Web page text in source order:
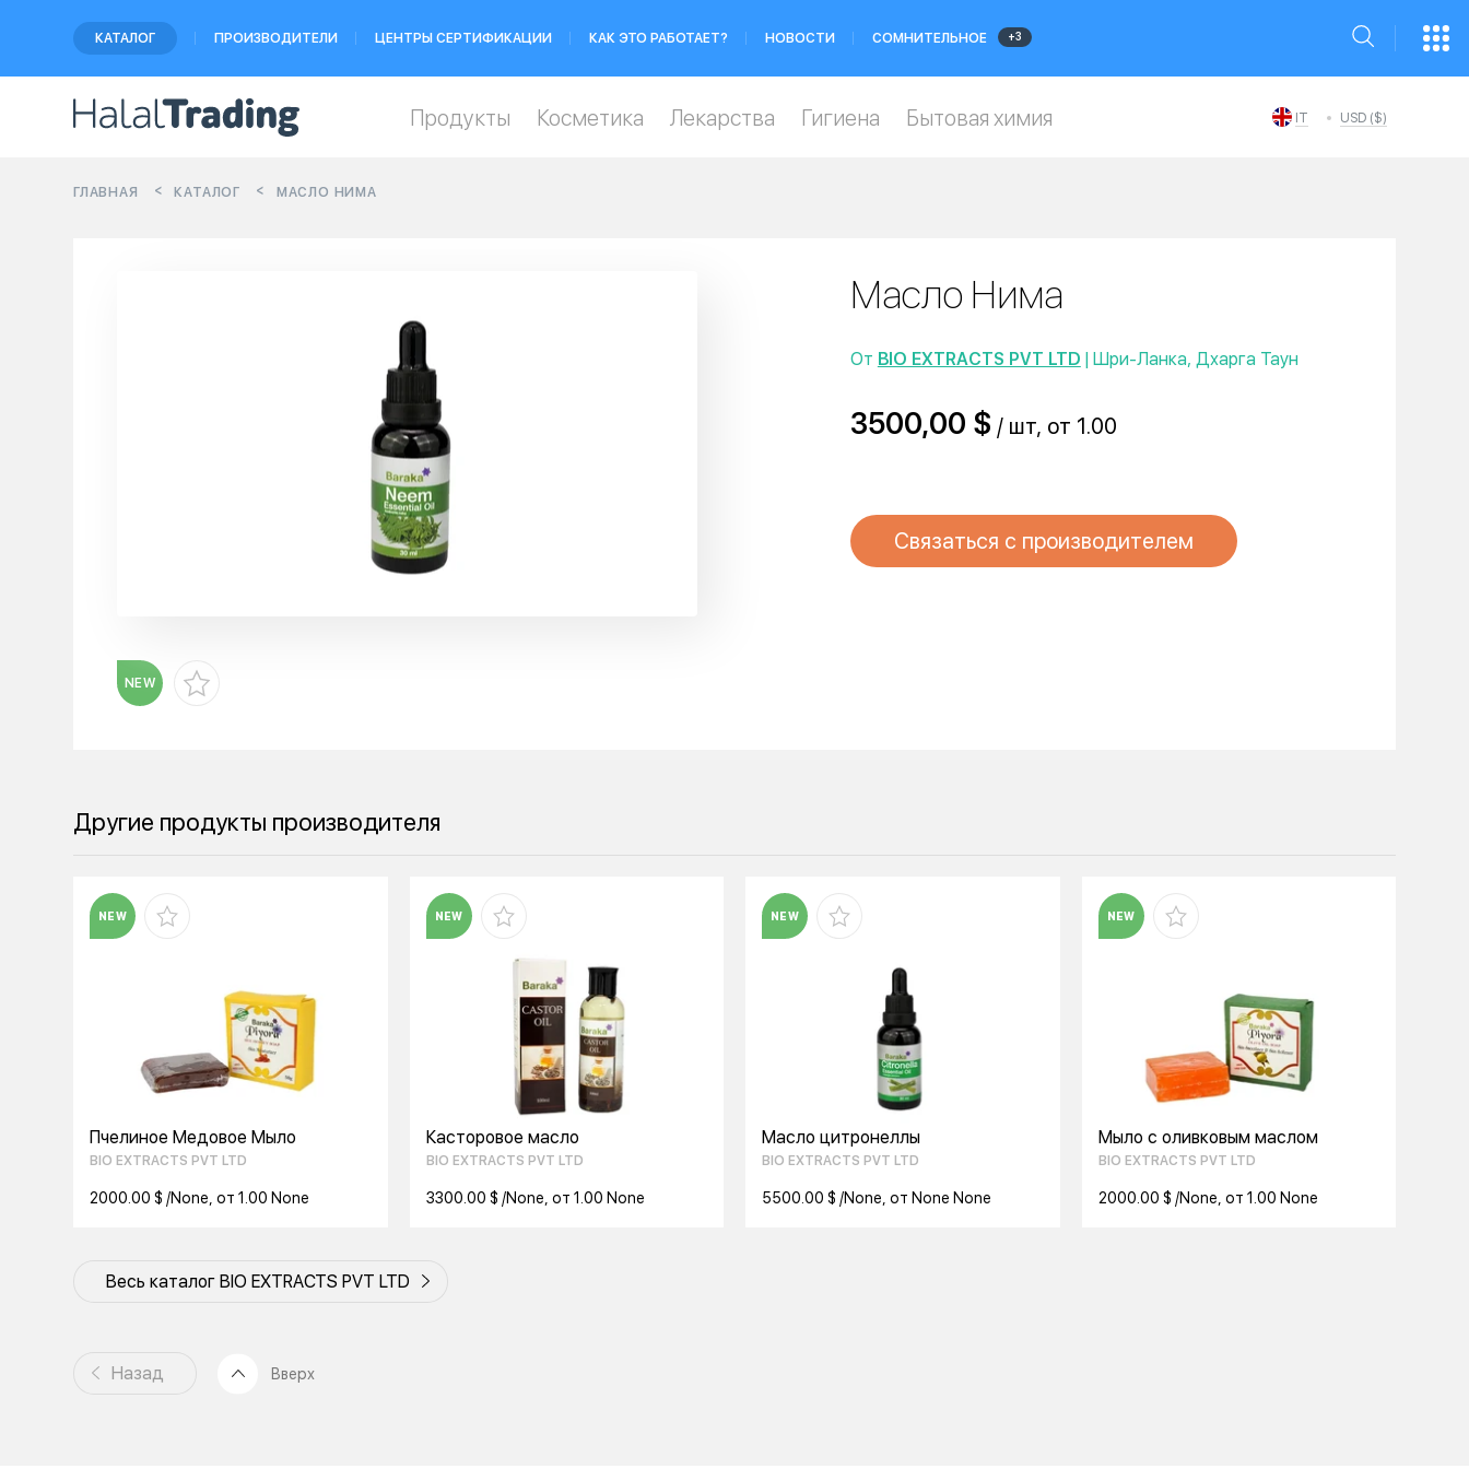
КАТАЛОГ ПРОИЗВОДИТЕЛИ ЦЕНТРЫ СЕРТИФИКАЦИИ КАК ЭТО РАБОТАЕТ? НОВОСТИ СОМНИТЕЛЬНОЕ +3
USD ($)
IT
Продукты Косметика Лекарства Гигиена Бытовая химия
ГЛАВНАЯ КАТАЛОГ МАСЛО НИМА
NEW
Масло Нима
От BIO EXTRACTS PVT LTD | Шри-Ланка, Дхарга Таун
3500,00 $ / шт, от 1.00
Связаться с производителем
Другие продукты производителя
NEW
Пчелиное Медовое Мыло
BIO EXTRACTS PVT LTD
2000.00 $ /None, от 1.00 None
NEW
Касторовое масло
BIO EXTRACTS PVT LTD
3300.00 $ /None, от 1.00 None
NEW
Масло цитронеллы
BIO EXTRACTS PVT LTD
5500.00 $ /None, от None None
NEW
Мыло с оливковым маслом
BIO EXTRACTS PVT LTD
2000.00 $ /None, от 1.00 None
Весь каталог BIO EXTRACTS PVT LTD
Назад Вверх